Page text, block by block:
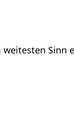
weitesten Sinn